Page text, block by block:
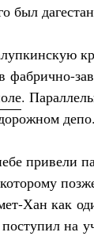
был
фабрично-
.
депо.
привели
Хан как
поступил на